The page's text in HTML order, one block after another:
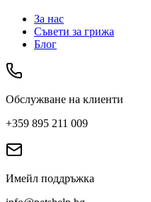
За нас
Съвети за грижа
Блог
Обслужване на клиенти
+359 895 211 009
Имейл поддръжка